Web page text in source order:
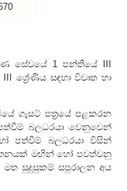
සේවයේ 1 පන්තියේ III
‍ශ්‍රේණිය සඳහා විවෘත හා
ගැසට් පත්‍රයේ පළකරන
බලධරයා වෙනුවෙන්
පත්වීම් බලධරයා විසින්
මඟින් හෝ පවත්වනු
මත සුදුසුකම් සපුරාලන අය